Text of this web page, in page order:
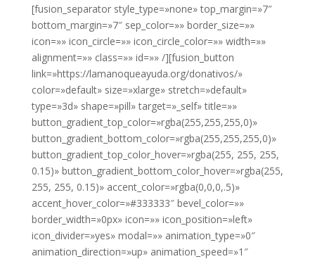
[fusion_separator style_type=»none» top_margin=»7″
bottom_margin=»7″ sep_color=»» border_size=»»
icon=»» icon_circle=»» icon_circle_color=»» width=»»
alignment=»» class=»» id=»» /][fusion_button
link=»https://lamanoqueayuda.org/donativos/»
color=»default» size=»xlarge» stretch=»default»
type=»3d» shape=»pill» target=»_self» title=»»
button_gradient_top_color=»rgba(255,255,255,0)»
button_gradient_bottom_color=»rgba(255,255,255,0)»
button_gradient_top_color_hover=»rgba(255, 255, 255,
0.15)» button_gradient_bottom_color_hover=»rgba(255,
255, 255, 0.15)» accent_color=»rgba(0,0,0,.5)»
accent_hover_color=»#333333″ bevel_color=»»
border_width=»0px» icon=»» icon_position=»left»
icon_divider=»yes» modal=»» animation_type=»0″
animation_direction=»up» animation_speed=»1″